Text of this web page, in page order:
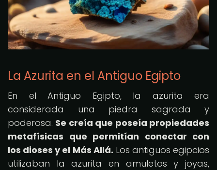
La Azurita en el Antiguo Egipto
En el Antiguo Egipto, la azurita era
considerada una piedra sagrada y
poderosa. Se creía que poseía propiedades
metafísicas que permitían conectar con
los dioses y el Más Allá. Los antiguos egipcios
utilizaban la azurita en amuletos y joyas,